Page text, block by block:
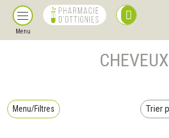
Menu
CHEVEUX
Menu/Filtres